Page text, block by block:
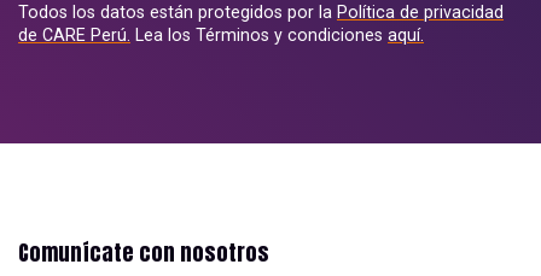
Todos los datos están protegidos por la Política de privacidad
de CARE Perú. Lea los Términos y condiciones aquí.
Comunícate con nosotros